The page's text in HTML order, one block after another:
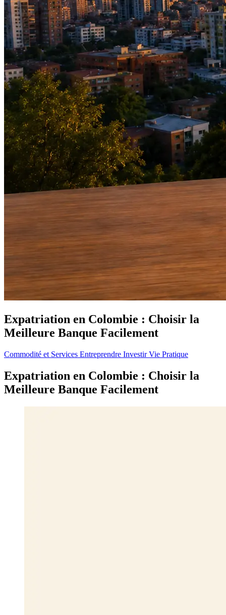
Expatriation en Colombie : Choisir la
Meilleure Banque Facilement
Commodité et Services Entreprendre InvestirVie Pratique
Expatriation en Colombie : Choisir la
Meilleure Banque Facilement